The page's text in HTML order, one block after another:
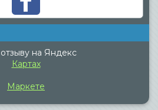
на Яндекс
Картах
Маркете